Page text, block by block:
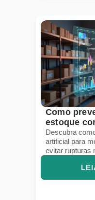
Como
estoque
Descubra
artificial para
evitar rupturas